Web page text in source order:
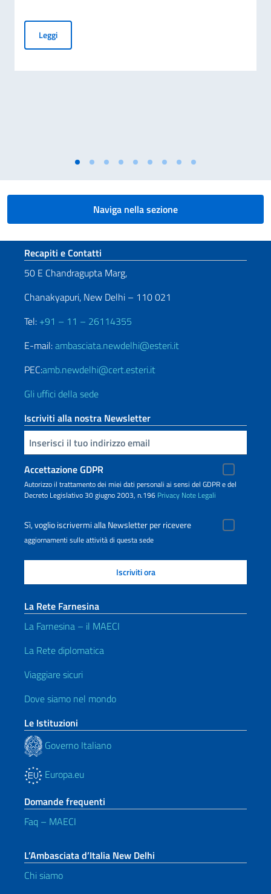
LeggiAVVISO DI ASSUNZIONE DI 02 IMPIEGATI A CONTRATTO
Naviga nella sezione
Sezione footer
Recapiti e Contatti
50 E Chandragupta Marg,
Chanakyapuri, New Delhi – 110 021
Tel: +91 – 11 – 26114355
E-mail:ambasciata.newdelhi@esteri.it
PEC:amb.newdelhi@cert.esteri.it
Gli uffici della sede
Iscriviti alla nostra Newsletter
Inserisci la tua email
Accettazione GDPR
Autorizzo il trattamento dei miei dati personali ai sensi del GDPR e del
Decreto Legislativo 30 giugno 2003, n.196 Privacy Note Legali
Sì, voglio iscrivermi alla Newsletter per ricevere
aggiornamenti sulle attività di questa sede
La Rete Farnesina
La Farnesina – il MAECI
La Rete diplomatica
Viaggiare sicuri
Dove siamo nel mondo
Le Istituzioni
Governo Italiano
Europa.eu
Domande frequenti
Faq – MAECI
L’Ambasciata d’Italia New Delhi
Chi siamo